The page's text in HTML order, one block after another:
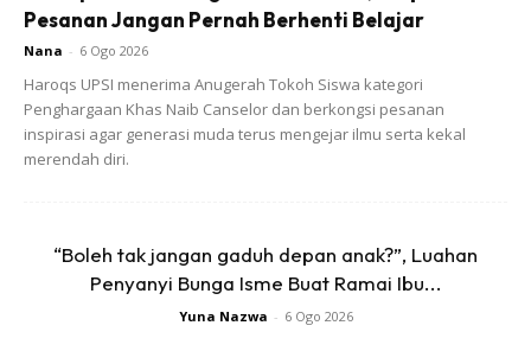
Pesanan Jangan Pernah Berhenti Belajar
Nana - 6 Ogo 2026
Haroqs UPSI menerima Anugerah Tokoh Siswa kategori
Penghargaan Khas Naib Canselor dan berkongsi pesanan
inspirasi agar generasi muda terus mengejar ilmu serta kekal
merendah diri.
“Boleh tak jangan gaduh depan anak?”, Luahan
Penyanyi Bunga Isme Buat Ramai Ibu...
Yuna Nazwa - 6 Ogo 2026